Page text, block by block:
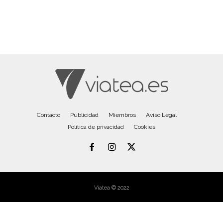
Contacto Publicidad Miembros
Aviso Legal
Política de privacidad
Cookies
Viatea © 2022